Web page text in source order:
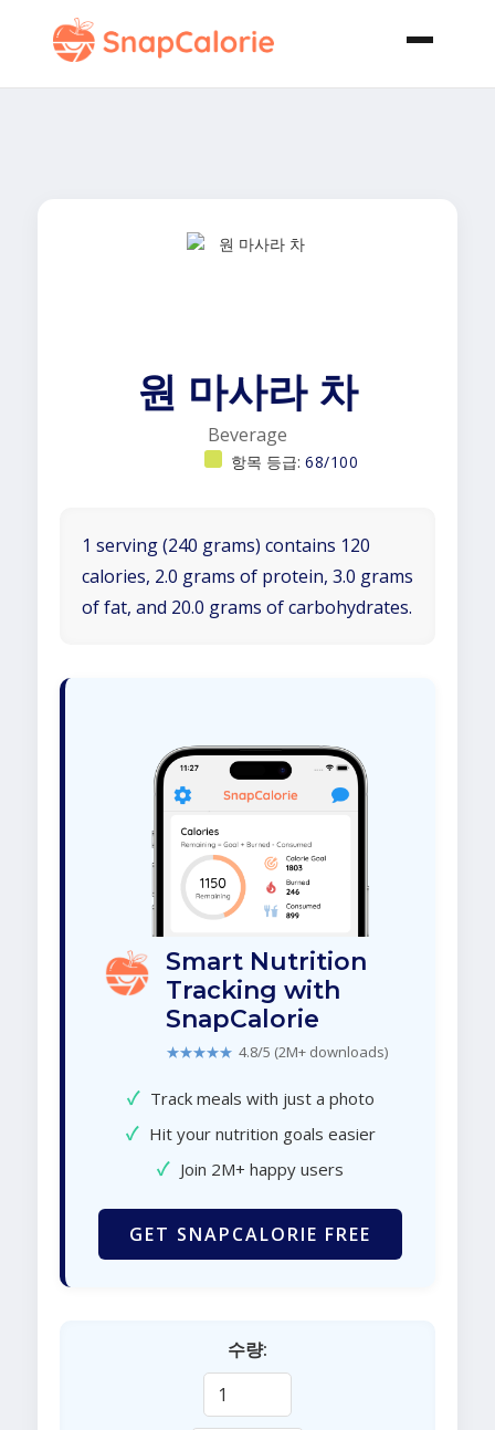
원 마사라 차
Beverage
항목 등급: 68/100
1 serving (240 grams) contains 120
calories, 2.0 grams of protein, 3.0 grams
of fat, and 20.0 grams of carbohydrates.
Smart Nutrition
Tracking with
SnapCalorie
★★★★★ 4.8/5 (2M+ downloads)
✓ Track meals with just a photo
✓ Hit your nutrition goals easier
✓ Join 2M+ happy users
GET SNAPCALORIE FREE
수량: